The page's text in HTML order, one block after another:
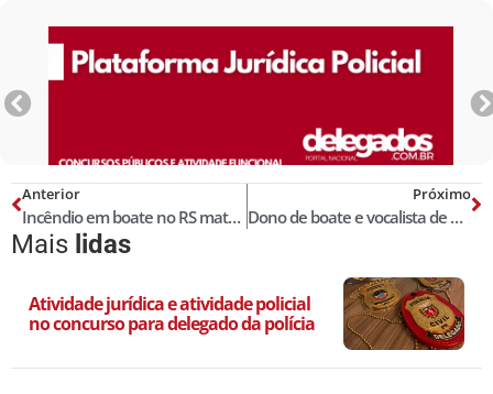
Anterior
Incêndio em boate no RS mata pelo menos 231 pessoas!
Próximo
Dono de boate e vocalista de banda são detidos após incêndio no RS
Mais lidas
Atividade jurídica e atividade policial
no concurso para delegado da polícia